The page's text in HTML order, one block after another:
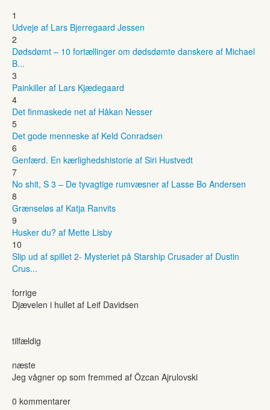
1
Udveje af Lars Bjerregaard Jessen
2
Dødsdømt – 10 fortællinger om dødsdømte danskere af Michael
B...
3
Painkiller af Lars Kjædegaard
4
Det finmaskede net af Håkan Nesser
5
Det gode menneske af Keld Conradsen
6
Genfærd. En kærlighedshistorie af Siri Hustvedt
7
No shit, S 3 – De tyvagtige rumvæsner af Lasse Bo Andersen
8
Grænseløs af Katja Ranvits
9
Husker du? af Mette Lisby
10
Slip ud af spillet 2- Mysteriet på Starship Crusader af Dustin
Crus...
forrige
Djævelen i hullet af Leif Davidsen
tilfældig
næste
Jeg vågner op som fremmed af Özcan Ajrulovski
0 kommentarer